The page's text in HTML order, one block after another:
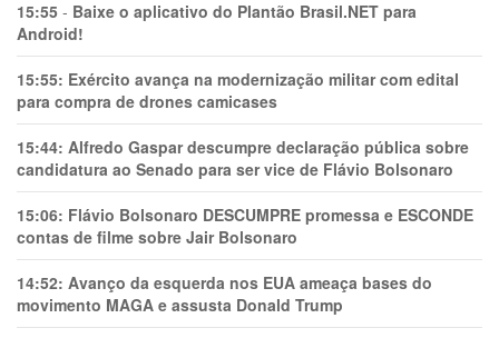
15:55 - Baixe o aplicativo do Plantão Brasil.NET para
Android!
15:55: Exército avança na modernização militar com edital
para compra de drones camicases
15:44: Alfredo Gaspar descumpre declaração pública sobre
candidatura ao Senado para ser vice de Flávio Bolsonaro
15:06: Flávio Bolsonaro DESCUMPRE promessa e ESCONDE
contas de filme sobre Jair Bolsonaro
14:52: Avanço da esquerda nos EUA ameaça bases do
movimento MAGA e assusta Donald Trump